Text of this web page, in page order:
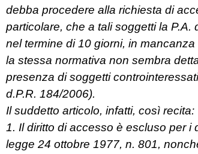
debba procedere alla richiesta di
particolare, che a tali soggetti la P.A.
nel termine di 10 giorni, in
la stessa normativa non sembra
presenza di soggetti
d.P.R. 184/2006).
Il suddetto articolo, infatti, così recita:
1. Il diritto di accesso è escluso per i
legge 24 ottobre 1977, n. 801,